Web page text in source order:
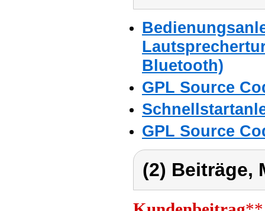
Bluetooth)
GPL Source
GPL Source
(2) Beiträge,